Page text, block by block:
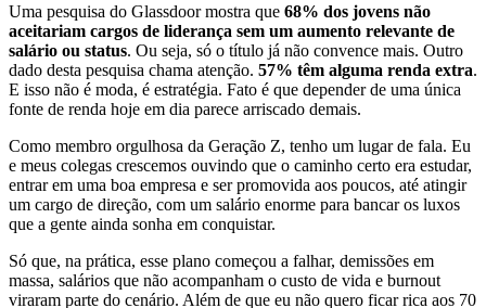
Uma pesquisa do Glassdoor mostra que 68% dos jovens não
aceitariam cargos de liderança sem um aumento relevante de
salário ou status. Ou seja, só o título já não convence mais. Outro
dado desta pesquisa chama atenção. 57% têm alguma renda extra.
E isso não é moda, é estratégia. Fato é que depender de uma única
fonte de renda hoje em dia parece arriscado demais.
Como membro orgulhosa da Geração Z, tenho um lugar de fala. Eu
e meus colegas crescemos ouvindo que o caminho certo era estudar,
entrar em uma boa empresa e ser promovida aos poucos, até atingir
um cargo de direção, com um salário enorme para bancar os luxos
que a gente ainda sonha em conquistar.
Só que, na prática, esse plano começou a falhar, demissões em
massa, salários que não acompanham o custo de vida e burnout
viraram parte do cenário. Além de que eu não quero ficar rica aos 70